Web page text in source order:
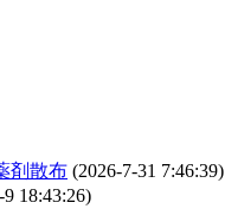
剤散布 (2026-7-31 7:46:39)
18:43:26)